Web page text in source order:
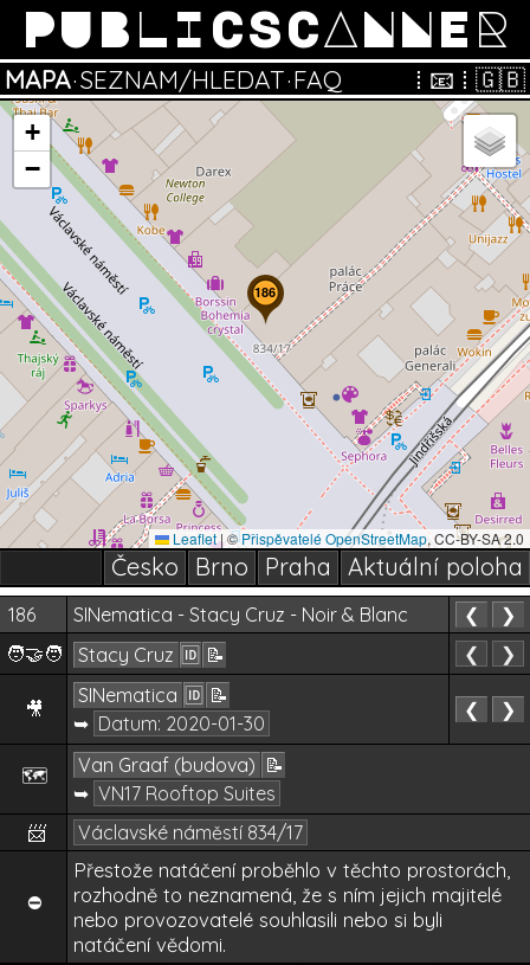
PUBLICSCANNER
MAPA·SEZNAM/HLEDAT·FAQ ⁞ 📧 ⁞ 🇬🇧
186
+
−
Leaflet|©Přispěvatelé OpenStreetMap, CC-BY-SA 2.0
Česko Brno Praha Aktuální poloha
186 SINematica - Stacy Cruz - Noir & Blanc ❮
❯
🧑‍🤝‍🧑
Stacy Cruz 🆔 📝 ❮ ❯
🎥
SINematica 🆔 📝
➥ Datum: 2020-01-30
❮ ❯
🗺️ Van Graaf (budova) 📝
➥ VN17 Rooftop Suites
📨
Václavské náměstí 834/17
⛔
Přestože natáčení proběhlo v těchto prostorách,
rozhodně to neznamená, že s ním jejich majitelé
nebo provozovatelé souhlasili nebo si byli
natáčení vědomi.